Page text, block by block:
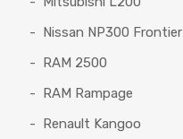
Nissan NP300 Frontier
RAM 2500
RAM Rampage
Renault Kangoo